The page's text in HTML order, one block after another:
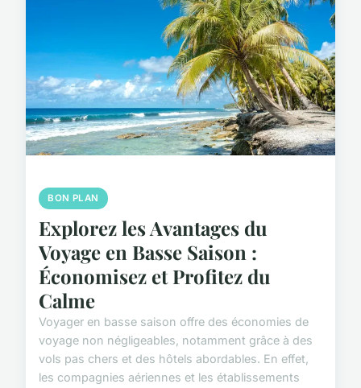
BON PLAN
Explorez les Avantages du
Voyage en Basse Saison :
Économisez et Profitez du
Calme
Voyager en basse saison offre des économies de
voyage non négligeables, notamment grâce à des
vols pas chers et des hôtels abordables. En effet,
les compagnies aériennes et les établissements